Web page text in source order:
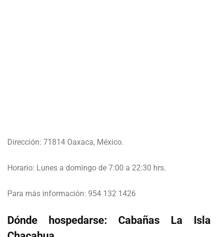
Dirección: 71814 Oaxaca, México.
Horario: Lunes a domingo de 7:00 a 22:30 hrs.
Para más información: 954 132 1426
Dónde hospedarse: Cabañas La Isla